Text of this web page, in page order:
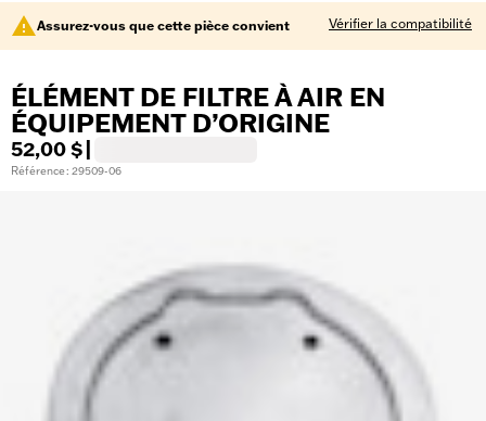
Assurez-vous que cette pièce convient Vérifier la compatibilité
ÉLÉMENT DE FILTRE À AIR EN
ÉQUIPEMENT D’ORIGINE
52,00 $
Référence : 29509-06